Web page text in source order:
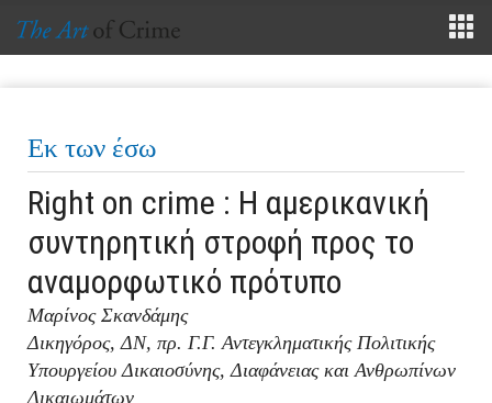
Εκ των έσω
Right on crime : Η αμερικανική
συντηρητική στροφή προς το
αναμορφωτικό πρότυπο
Μαρίνος Σκανδάμης
Δικηγόρος, ΔΝ, πρ. Γ.Γ. Αντεγκληματικής Πολιτικής
Υπουργείου Δικαιοσύνης, Διαφάνειας και Ανθρωπίνων
Δικαιωμάτων